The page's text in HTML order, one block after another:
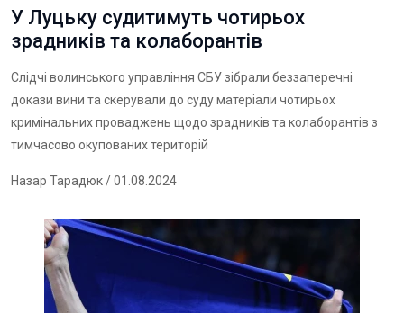
У Луцьку судитимуть чотирьох
зрадників та колаборантів
Слідчі волинського управління СБУ зібрали беззаперечні
докази вини та скерували до суду матеріали чотирьох
кримінальних проваджень щодо зрадників та колаборантів з
тимчасово окупованих територій
Назар Тарадюк/ 01.08.2024